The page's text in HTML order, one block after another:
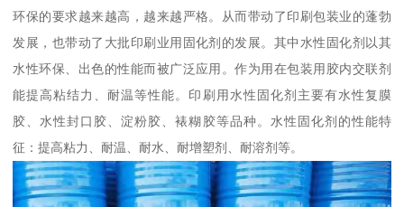
环保的要求越来越高，越来越严格。从而带动了印刷包装业的蓬勃
发展，也带动了大批印刷业用固化剂的发展。其中水性固化剂以其
水性环保、出色的性能而被广泛应用。作为用在包装用胶内交联剂
能提高粘结力、耐温等性能。印刷用水性固化剂主要有水性复膜
胶、水性封口胶、淀粉胶、裱糊胶等品种。水性固化剂的性能特
征：提高粘力、耐温、耐水、耐增塑剂、耐溶剂等。